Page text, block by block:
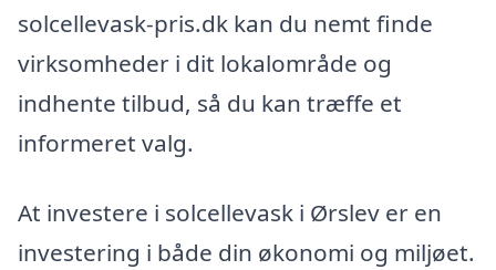
solcellevask-pris.dk kan du nemt finde
virksomheder i dit lokalområde og
indhente tilbud, så du kan træffe et
informeret valg.
At investere i solcellevask i Ørslev er en
investering i både din økonomi og miljøet.